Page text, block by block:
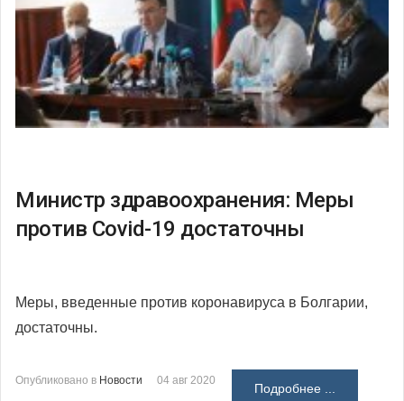
Министр здравоохранения: Меры
против Covid-19 достаточны
Меры, введенные против коронавируса в Болгарии,
достаточны.
Опубликовано в Новости 04 авг 2020
Подробнее ...